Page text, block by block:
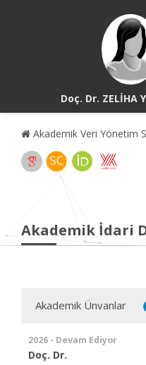
Doç. Dr. ZELİHA
Akademik Veri Yönetim
Akademik İdari
Akademik Ünvanlar
2026 - Devam Ediyor
Doç. Dr.